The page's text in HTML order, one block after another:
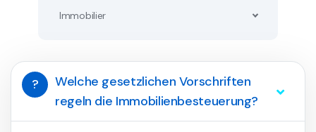
Immobilier
?
Welche gesetzlichen Vorschriften
regeln die Immobilienbesteuerung?